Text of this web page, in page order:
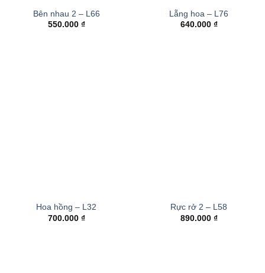
Bên nhau 2 – L66
550.000 ₫
Lẵng hoa – L76
640.000 ₫
Hoa hồng – L32
700.000 ₫
Rực rở 2 – L58
890.000 ₫